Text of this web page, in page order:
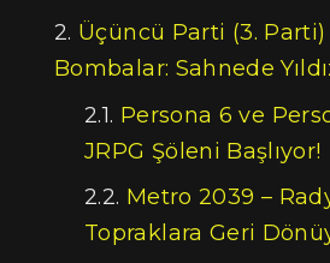
Üçüncü Parti (3. Parti)
Bombalar: Sahnede
Persona 6 ve
JRPG Şöleni Başlıyor!
Metro 2039 –
Topraklara Geri